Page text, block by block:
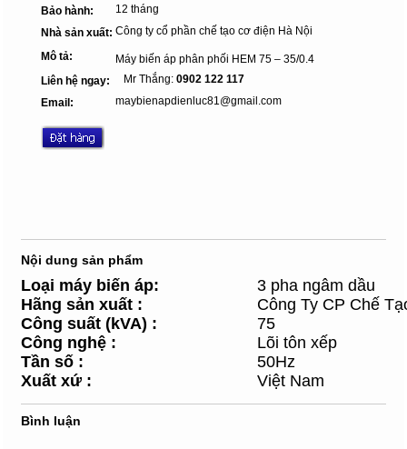
Bảo hành:
12 tháng
Nhà sản xuất: Công ty cổ phần chế tạo cơ điện Hà Nội
Mô tả:
Máy biến áp phân phối HEM 75 – 35/0.4
Liên hệ ngay:
Mr Thắng: 0902 122 117
Email:
maybienapdienluc81@gmail.com
Nội dung sản phẩm
Loại máy biến áp:
3 pha ngâm dầu
Hãng sản xuất :
Công Ty CP Chế
Công suất (kVA) :
75
Công nghệ :
Lõi tôn xếp
Tần số :
50Hz
Xuất xứ : Việt Nam
Bình luận